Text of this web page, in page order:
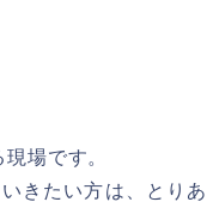
場です。
きたい方は、とりあ